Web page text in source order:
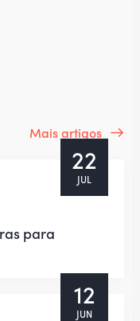
Mais artigos
22
JUL
para
12
JUN